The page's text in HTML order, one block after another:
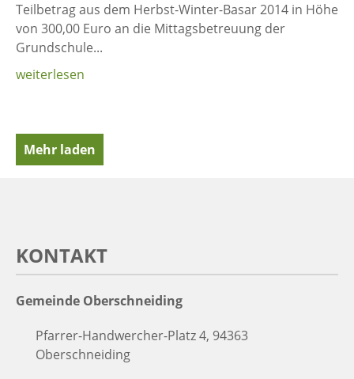
Teilbetrag aus dem Herbst-Winter-Basar 2014 in Höhe
von 300,00 Euro an die Mittagsbetreuung der
Grundschule...
weiterlesen
Mehr laden
KONTAKT
Gemeinde Oberschneiding
Pfarrer-Handwercher-Platz 4, 94363
Oberschneiding